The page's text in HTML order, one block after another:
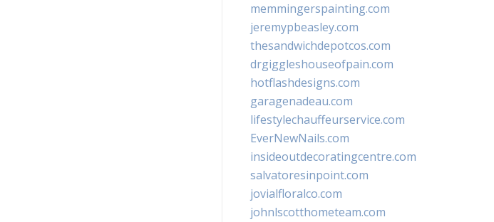
memmingerspainting.com
jeremypbeasley.com
thesandwichdepotcos.com
drgiggleshouseofpain.com
hotflashdesigns.com
garagenadeau.com
lifestylechauffeurservice.com
EverNewNails.com
insideoutdecoratingcentre.com
salvatoresinpoint.com
jovialfloralco.com
johnlscotthometeam.com